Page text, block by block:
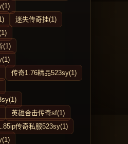
迷失传奇挂(1)
(1)
传奇1.76精品523sy(1)
英雄合击传奇sf(1)
传奇私服523sy(1)